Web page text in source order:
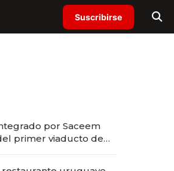
Suscribirse
por Saceem
primer viaducto de